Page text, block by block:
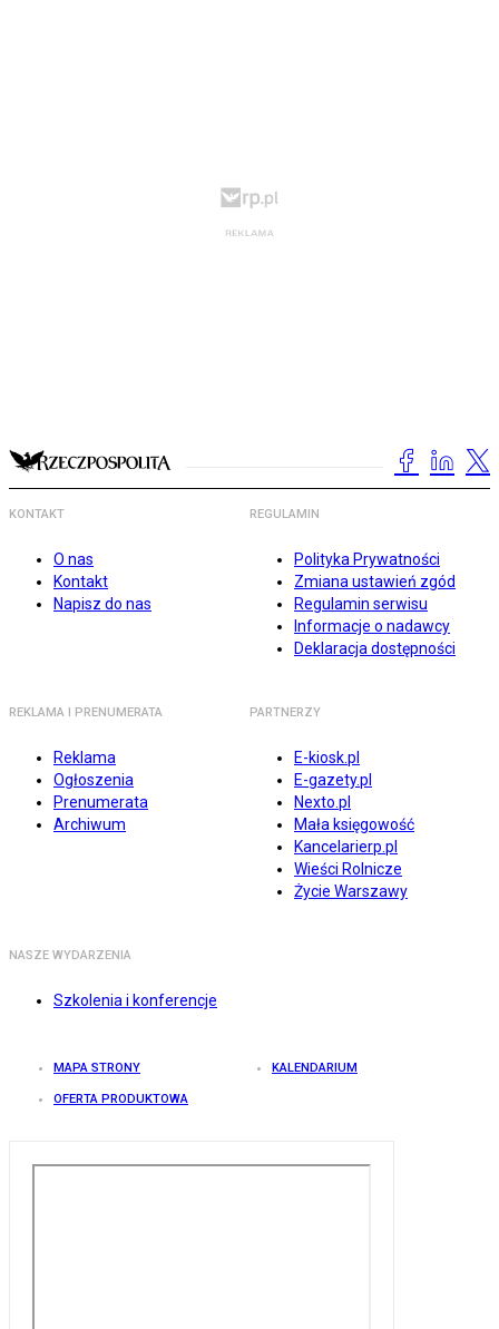
KONTAKT
O nas
Kontakt
Napisz do nas
REGULAMIN
Polityka Prywatności
Zmiana ustawień zgód
Regulamin serwisu
Informacje o nadawcy
Deklaracja dostępności
REKLAMA I PRENUMERATA
Reklama
Ogłoszenia
Prenumerata
Archiwum
PARTNERZY
E-kiosk.pl
E-gazety.pl
Nexto.pl
Mała księgowość
Kancelarierp.pl
Wieści Rolnicze
Życie Warszawy
NASZE WYDARZENIA
Szkolenia i konferencje
MAPA STRONY KALENDARIUM
OFERTA PRODUKTOWA